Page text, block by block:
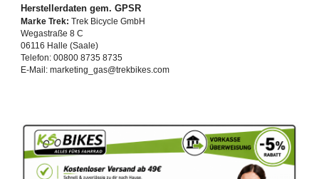
Herstellerdaten gem. GPSR
Marke Trek: Trek Bicycle GmbH
Wegastraße 8 C
06116 Halle (Saale)
Telefon: 00800 8735 8735
E-Mail: marketing_gas@trekbikes.com